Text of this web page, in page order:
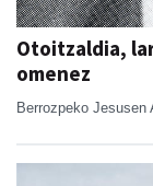
Otoitzaldia,
omenez
Berrozpeko Jesusen